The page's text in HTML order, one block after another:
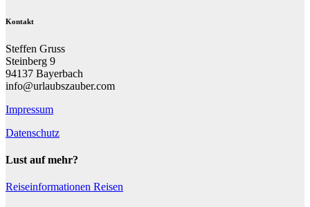
Kontakt
Steffen Gruss
Steinberg 9
94137 Bayerbach
info@urlaubszauber.com
Impressum
Datenschutz
Lust auf mehr?
Reiseinformationen Reisen